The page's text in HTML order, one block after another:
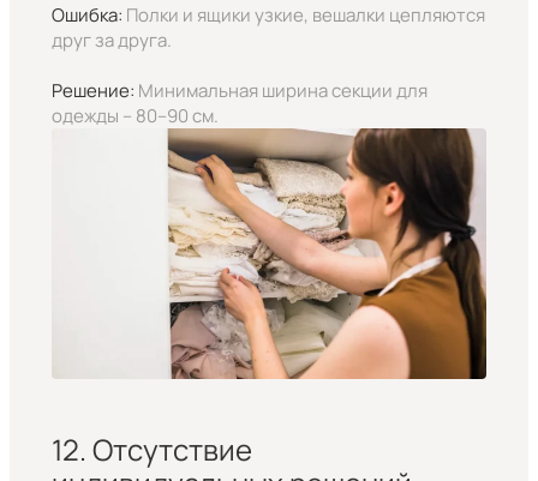
Ошибка: Полки и ящики узкие, вешалки цепляются
друг за друга.
Решение: Минимальная ширина секции для
одежды – 80–90 см.
12. Отсутствие